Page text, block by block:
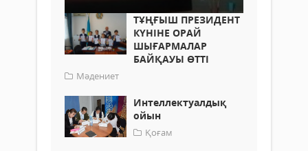
ТҰҢҒЫШ ПРЕЗИДЕНТ
КҮНІНЕ ОРАЙ
ШЫҒАРМАЛАР
БАЙҚАУЫ ӨТТІ
Мәдениет
Интеллектуалдық
ойын
Қоғам